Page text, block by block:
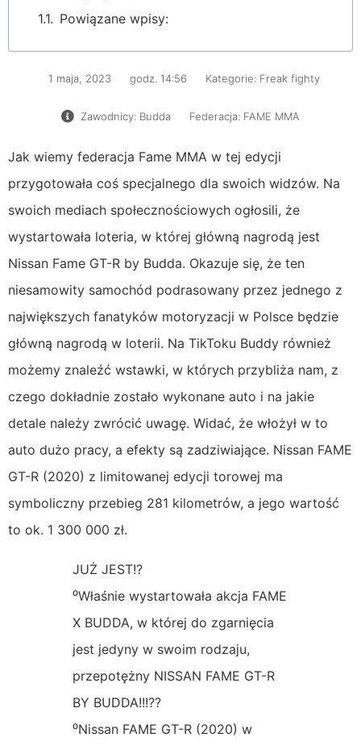
Powiązane wpisy:
1 maja, 2023 godz. 14:56 Kategorie: Freak fighty
Zawodnicy: Budda Federacja: FAME MMA
Jak wiemy federacja Fame MMA w tej edycji
przygotowała coś specjalnego dla swoich widzów. Na
swoich mediach społecznościowych ogłosili, że
wystartowała loteria, w której główną nagrodą jest
Nissan Fame GT-R by Budda. Okazuje się, że ten
niesamowity samochód podrasowany przez jednego z
największych fanatyków motoryzacji w Polsce będzie
główną nagrodą w loterii. Na TikToku Buddy również
możemy znaleźć wstawki, w których przybliża nam, z
czego dokładnie zostało wykonane auto i na jakie
detale należy zwrócić uwagę. Widać, że włożył w to
auto dużo pracy, a efekty są zadziwiające. Nissan FAME
GT-R (2020) z limitowanej edycji torowej ma
symboliczny przebieg 281 kilometrów, a jego wartość
to ok. 1 300 000 zł.
JUŻ JEST!?
⁰Właśnie wystartowała akcja FAME
X BUDDA, w której do zgarnięcia
jest jedyny w swoim rodzaju,
przepotężny NISSAN FAME GT-R
BY BUDDA!!!??
⁰Nissan FAME GT-R (2020) w